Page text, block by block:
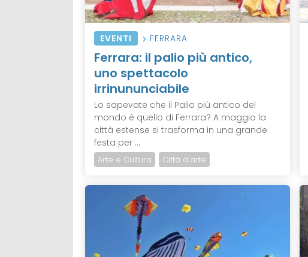
EVENTI FERRARA
Ferrara: il palio più antico,
uno spettacolo
irrinununciabile
Lo sapevate che il Palio più antico del
mondo è quello di Ferrara? A maggio la
città estense si trasforma in una grande
festa per ...
Arte e Cultura Città d'arte